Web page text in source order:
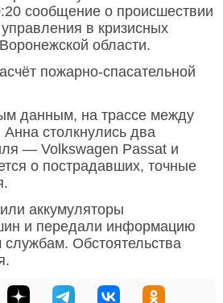
сообщение о происшествии
в кризисных
области.
пожарно-спасательной
данным, на трассе между
Анна столкнулись два
— Volkswagen Passat и
о пострадавших, точные
аккумуляторы
и передали информацию
службам. Обстоятельства